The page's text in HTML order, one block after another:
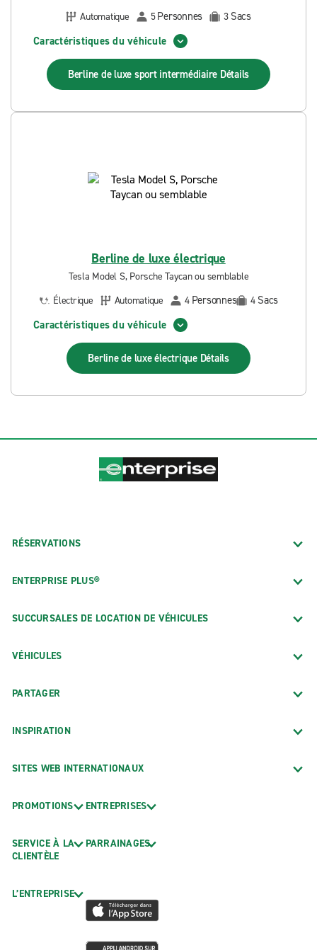
Automatique
5Personnes 3 Sacs
Caractéristiques du véhicule
Berline de luxe sport intermédiaire Détails
Berline de luxe électrique
Tesla Model S, Porsche Taycan ou semblable
Électrique
Automatique 4 Personnes 4 Sacs
Caractéristiques du véhicule
Berline de luxe électrique Détails
RÉSERVATIONS
ENTERPRISE PLUS®
SUCCURSALES DE LOCATION DE VÉHICULES
VÉHICULES
PARTAGER
INSPIRATION
SITES WEB INTERNATIONAUX
PROMOTIONS
SERVICE À LA
CLIENTÈLE
L’ENTREPRISE
ENTREPRISES
PARRAINAGES